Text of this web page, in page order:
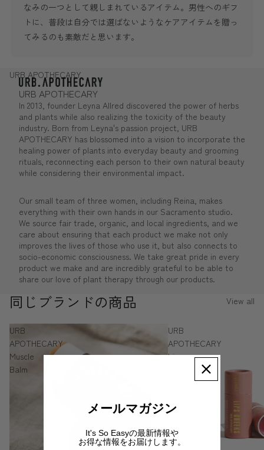
なみの一つとして親しまれているアイテム。男性へのギフ
トに、普段は自分では選ばないようなケアアイテムを贈っ
てみるのも素敵だと思います。
URB APOTHECARY
URB APOTHECARY
In 2013, founder Leyna Allred discovered the power of herbs
and plants while also realizing the toxicity of the beauty
industry. Born from Leyna's passion project, URB
APOTHECARY has blossomed into a vision to incorporate the
healing power of plants into everyday beauty and grooming
rituals, reconnecting each person to their own natural beauty
while considering their environmental impact.
Our small team of three women, including Reina, makes
everything with their own hands in our Sacramento studio.
We source fair trade, organic, and local ingredients, and we
care about ensuring that each product we make not only
improves the lives of those who use it, but also connects to
socio-economic consciousness. We take great pride in every
product we make and are incredibly grateful to be able to
share our love of plant therapy through our products.
同じブランドの商品 View all
URB
APOTHECARY
Muscle
Balm
URB
APOTHECARY
Lip
メールマガジン
It's So Easyの最新情報や
お得な情報をお届けします。